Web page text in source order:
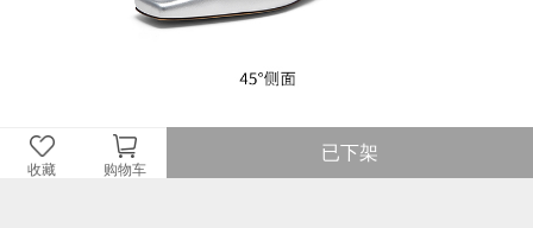
收藏 购物车
已下架